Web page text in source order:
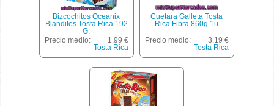
Bizcochitos Oceanix
Blanditos Tosta Rica 192
G.
Precio medio:
1.99 €
Tosta Rica
Cuetara Galleta Tosta
Rica Fibra 860g 1u
Precio medio:
3.19 €
Tosta Rica